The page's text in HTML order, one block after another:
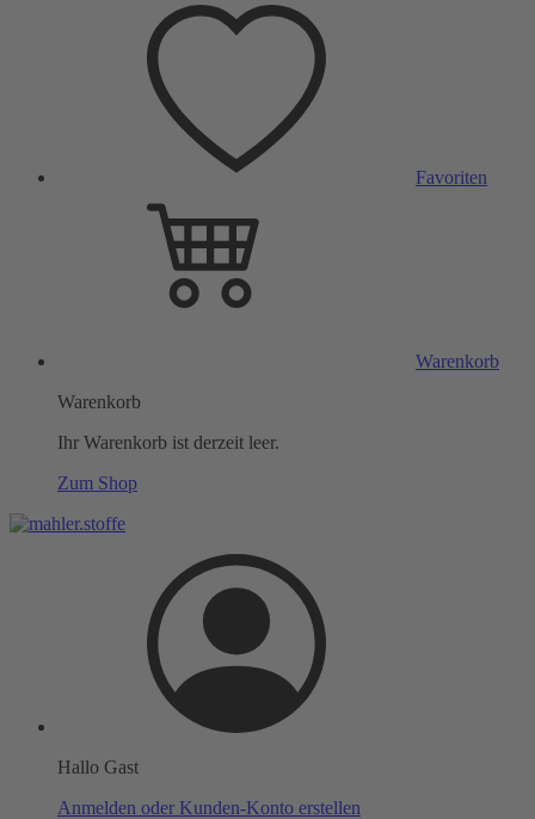
Favoriten
Warenkorb
Warenkorb
Ihr Warenkorb ist derzeit leer.
Zum Shop
Hallo Gast
Anmelden oder Kunden-Konto erstellen